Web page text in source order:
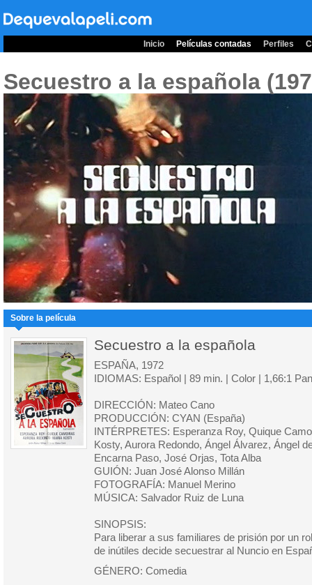
Inicio Películas contadas Perfiles
Secuestro a la española
Sobre la película
Secuestro a la española
ESPAÑA, 1972
IDIOMAS: Español | 89 min. | Color | 1,66:1
DIRECCIÓN: Mateo Cano
PRODUCCIÓN: CYAN (España)
INTÉRPRETES: Esperanza Roy, Quique
Kosty, Aurora Redondo, Ángel Álvarez, Ángel
Encarna Paso, José Orjas, Tota Alba
GUIÓN: Juan José Alonso Millán
FOTOGRAFÍA: Manuel Merino
MÚSICA: Salvador Ruiz de Luna
SINOPSIS:
Para liberar a sus familiares de prisión por un
de inútiles decide secuestrar al Nuncio en
GÉNERO: Comedia